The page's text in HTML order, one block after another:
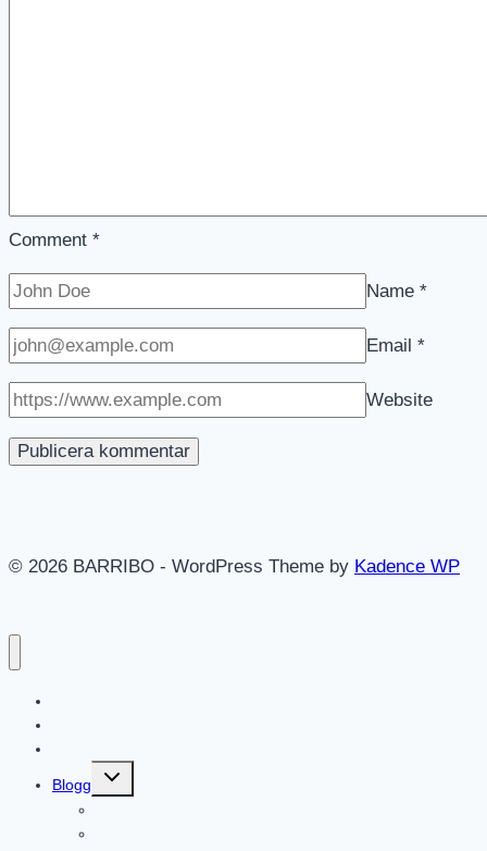
Comment *
Name *
Email *
Website
© 2026 BARRIBO - WordPress Theme by Kadence WP
Blogg
Toggle